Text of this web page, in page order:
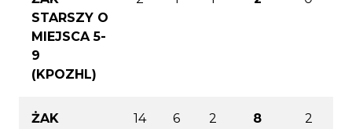
STARSZY O
MIEJSCA 5-
9
(KPOZHL)
ŻAK
14 6 2 8 2